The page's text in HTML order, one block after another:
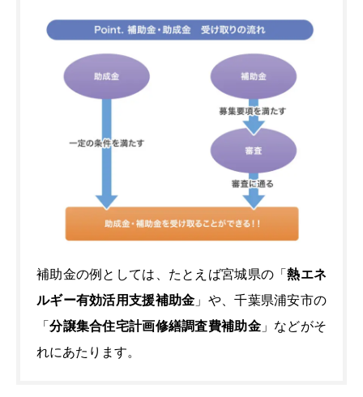
補助金の例としては、たとえば宮城県の「熱エネ
ルギー有効活用支援補助金 」や、千葉県浦安市の
「分譲集合住宅計画修繕調査費補助金」などがそ
れにあたります。